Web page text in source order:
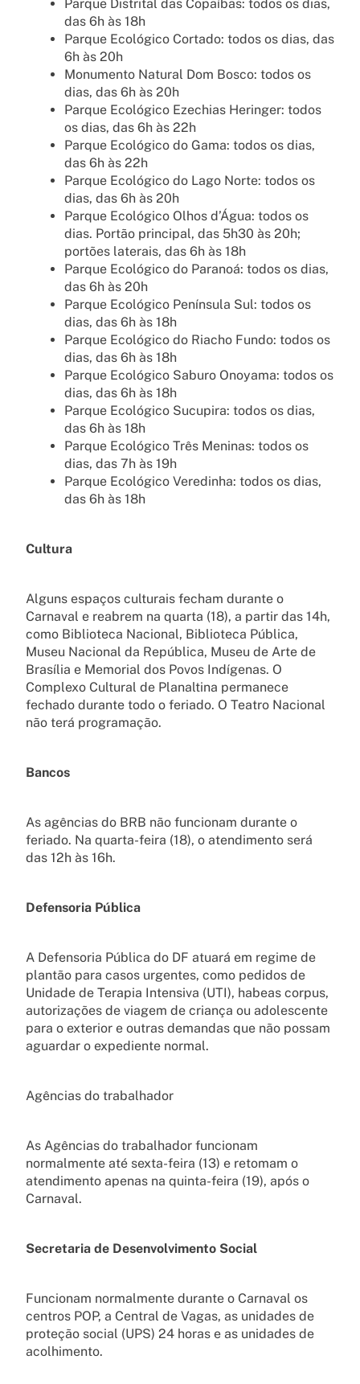
Parque Distrital das Copaíbas: todos os dias,
das 6h às 18h
Parque Ecológico Cortado: todos os dias, das
6h às 20h
Monumento Natural Dom Bosco: todos os
dias, das 6h às 20h
Parque Ecológico Ezechias Heringer: todos
os dias, das 6h às 22h
Parque Ecológico do Gama: todos os dias,
das 6h às 22h
Parque Ecológico do Lago Norte: todos os
dias, das 6h às 20h
Parque Ecológico Olhos d’Água: todos os
dias. Portão principal, das 5h30 às 20h;
portões laterais, das 6h às 18h
Parque Ecológico do Paranoá: todos os dias,
das 6h às 20h
Parque Ecológico Península Sul: todos os
dias, das 6h às 18h
Parque Ecológico do Riacho Fundo: todos os
dias, das 6h às 18h
Parque Ecológico Saburo Onoyama: todos os
dias, das 6h às 18h
Parque Ecológico Sucupira: todos os dias,
das 6h às 18h
Parque Ecológico Três Meninas: todos os
dias, das 7h às 19h
Parque Ecológico Veredinha: todos os dias,
das 6h às 18h
Cultura
Alguns espaços culturais fecham durante o
Carnaval e reabrem na quarta (18), a partir das 14h,
como Biblioteca Nacional, Biblioteca Pública,
Museu Nacional da República, Museu de Arte de
Brasília e Memorial dos Povos Indígenas. O
Complexo Cultural de Planaltina permanece
fechado durante todo o feriado. O Teatro Nacional
não terá programação.
Bancos
As agências do BRB não funcionam durante o
feriado. Na quarta-feira (18), o atendimento será
das 12h às 16h.
Defensoria Pública
A Defensoria Pública do DF atuará em regime de
plantão para casos urgentes, como pedidos de
Unidade de Terapia Intensiva (UTI), habeas corpus,
autorizações de viagem de criança ou adolescente
para o exterior e outras demandas que não possam
aguardar o expediente normal.
Agências do trabalhador
As Agências do trabalhador funcionam
normalmente até sexta-feira (13) e retomam o
atendimento apenas na quinta-feira (19), após o
Carnaval.
Secretaria de Desenvolvimento Social
Funcionam normalmente durante o Carnaval os
centros POP, a Central de Vagas, as unidades de
proteção social (UPS) 24 horas e as unidades de
acolhimento.